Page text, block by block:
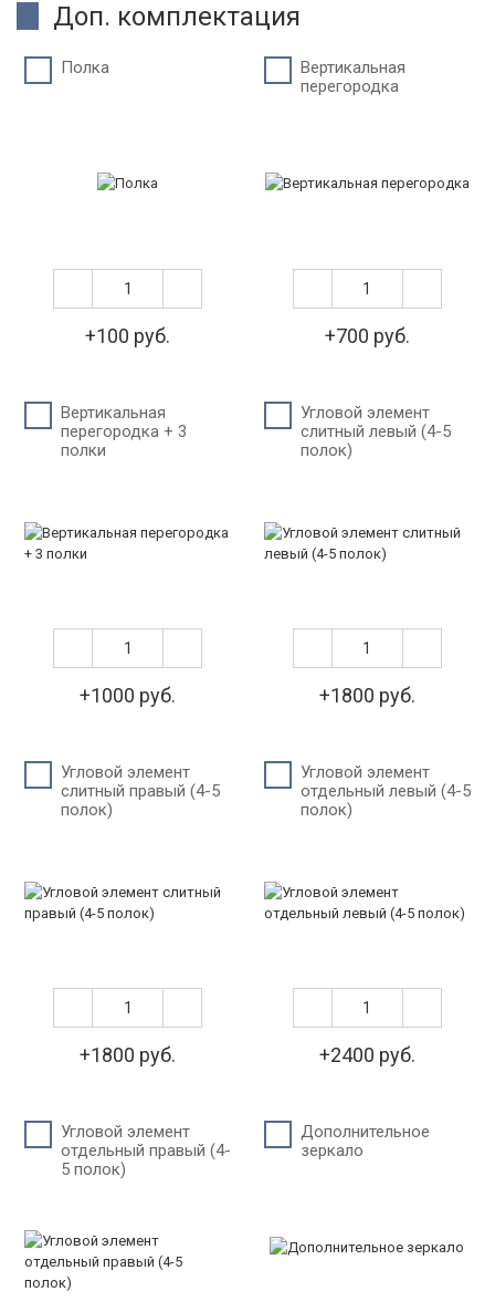
Доп. комплектация
Полка
+100 руб.
Вертикальная
перегородка
+700 руб.
Вертикальная
перегородка + 3
полки
+1000 руб.
Угловой элемент
слитный левый (4-5
полок)
+1800 руб.
Угловой элемент
слитный правый (4-5
полок)
+1800 руб.
Угловой элемент
отдельный левый (4-5
полок)
+2400 руб.
Угловой элемент
отдельный правый (4-
5 полок)
Дополнительное
зеркало